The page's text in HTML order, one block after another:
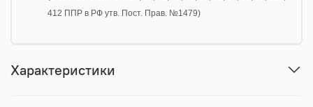
412 ППР в РФ утв. Пост. Прав. №1479)
Характеристики